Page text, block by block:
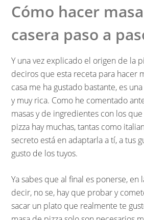
Cómo hacer
casera paso a
Y una vez explicado el origen de la
deciros que esta receta para hacer
casa me ha gustado bastante, es
y muy rica. Como he comentado
masas y de ingredientes con los
pizza hay muchas, tantas como
secreto está en adaptarla a tí, a tus
gusto de los tuyos.
Ya sabes que al final es ponerse, en
decir, no se, hay que probar y
sacar un plato que realmente te